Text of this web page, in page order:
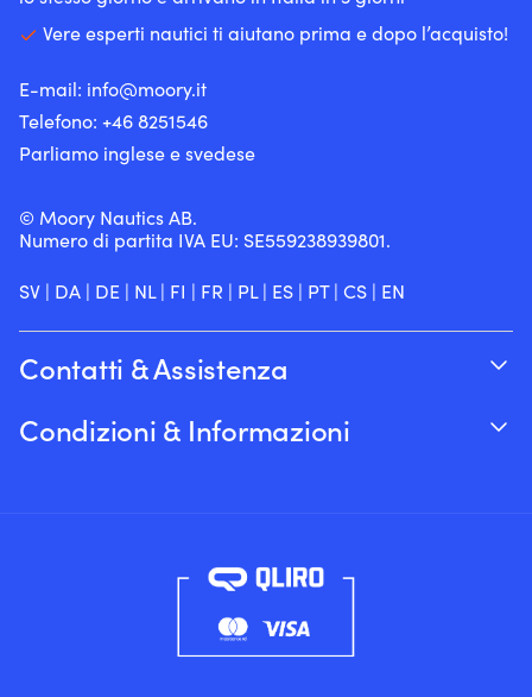
Vere esperti nautici ti aiutano prima e dopo l’acquisto!
E-mail: info@moory.it
Telefono: +46 8251546
Parliamo inglese e svedese
© Moory Nautics AB.
Numero di partita IVA EU: SE559238939801.
SV | DA | DE | NL| FI | FR | PL| ES | PT| CS | EN
Contatti & Assistenza
Inviaci un’e-mail a info@moory.it
Condizioni & Informazioni
Termini e Condizioni di Vendita
Politica sulla privacy